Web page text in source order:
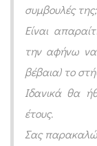
συμβουλές της;
Είναι
την αφήνω να
βέβαια) το
Ιδανικά θα
έτους.
Σας παρακαλώ